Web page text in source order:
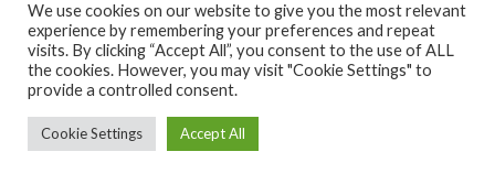
rebre gran veneració i va convertir el beateri llirià en un gran
centre devocional de religiositat popular que arriba fins als
nostres dies.
We use cookies on our website to give you the most relevant
experience by remembering your preferences and repeat
visits. By clicking “Accept All”, you consent to the use of ALL
the cookies. However, you may visit "Cookie Settings" to
provide a controlled consent.
Cookie Settings Accept All